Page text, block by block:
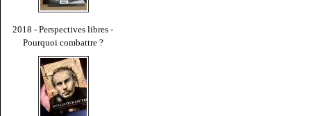
2018 - Perspectives libres -
Pourquoi combattre ?